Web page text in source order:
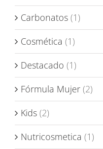
Carbonatos (1)
Cosmética (1)
Destacado (1)
Fórmula Mujer (2)
Kids (2)
Nutricosmetica (1)